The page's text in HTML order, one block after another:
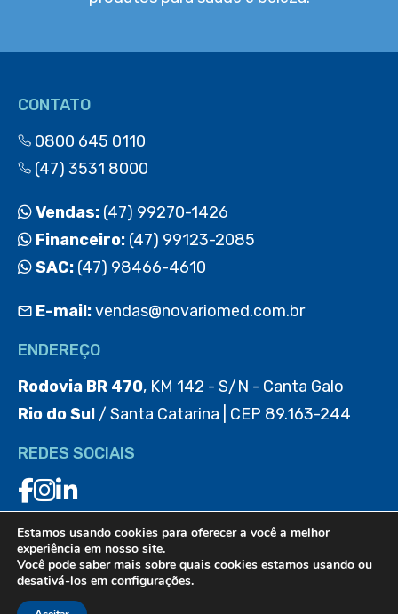
CONTATO
0800 645 0110
(47) 3531 8000
Vendas: (47) 99270-1426
Financeiro: (47) 99123-2085
SAC: (47) 98466-4610
E-mail:vendas@novariomed.com.br
ENDEREÇO
Rodovia BR 470, KM 142 - S/N - Canta Galo
Rio do Sul / Santa Catarina | CEP 89.163-244
REDES SOCIAIS
BAIXE O APP
Estamos usando cookies para oferecer a você a melhor
experiência em nosso site.
Você pode saber mais sobre quais cookies estamos usando ou
desativá-los em configurações.